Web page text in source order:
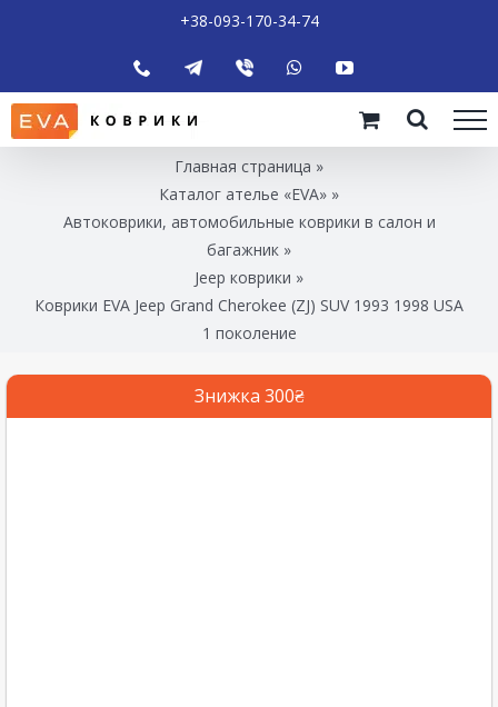
+38-093-170-34-74
Главная страница »
Каталог ателье «EVA» »
Автоковрики, автомобильные коврики в салон и
багажник »
Jeep коврики »
Коврики EVA Jeep Grand Cherokee (ZJ) SUV 1993 1998 USA
1 поколение
Знижка 300₴